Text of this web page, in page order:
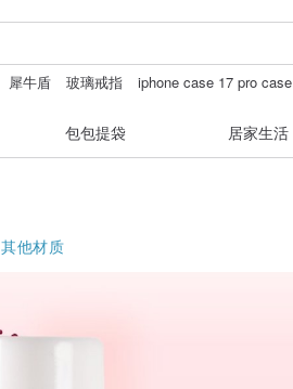
犀牛盾 玻璃戒指 iphone case 17 pro case
包包提袋 居家生活
其他材质